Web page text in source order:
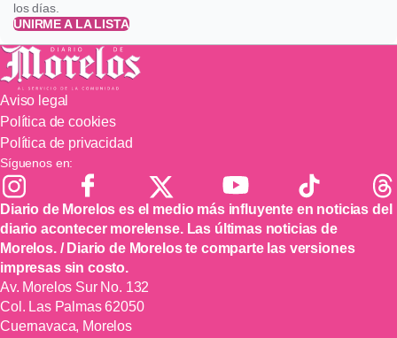
los días.
UNIRME A LA LISTA
Aviso legal
Política de cookies
Política de privacidad
Síguenos en:
Diario de Morelos es el medio más influyente en noticias del
diario acontecer morelense. Las últimas noticias de
Morelos. / Diario de Morelos te comparte las versiones
impresas sin costo.
Av. Morelos Sur No. 132
Col. Las Palmas 62050
Cuernavaca, Morelos